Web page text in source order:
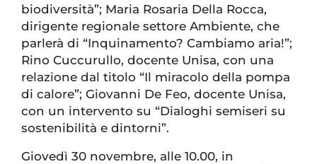
biodiversità”; Maria Rosaria Della Rocca,
dirigente regionale settore Ambiente, che
parlerà di “Inquinamento? Cambiamo aria!”;
Rino Cuccurullo, docente Unisa, con una
relazione dal titolo “Il miracolo della pompa
di calore”; Giovanni De Feo, docente Unisa,
con un intervento su “Dialoghi semiseri su
sostenibilità e dintorni”.
Giovedì 30 novembre, alle 10.00, in